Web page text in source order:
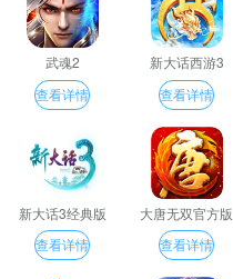
武魂2
查看详情
新大话西游3
查看详情
新大话3经典版
查看详情
大唐无双官方版
查看详情